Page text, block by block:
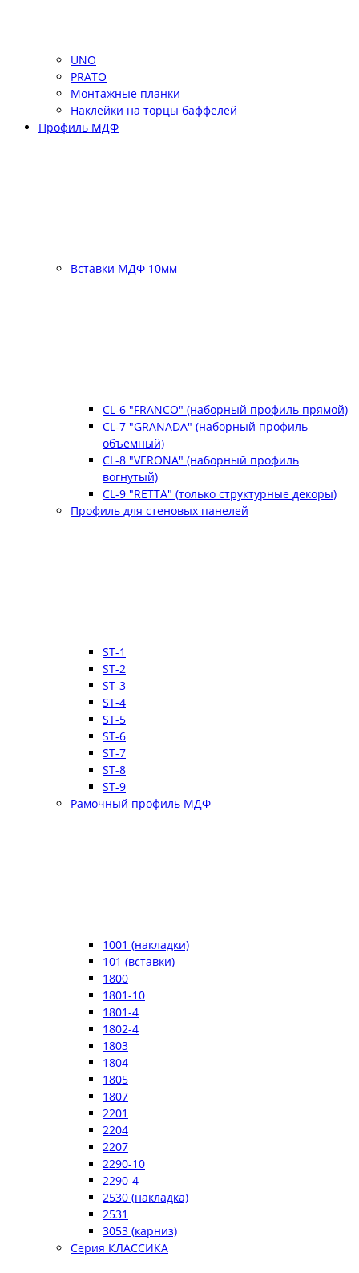
UNO
PRATO
Монтажные планки
Наклейки на торцы баффелей
Профиль МДФ
Вставки МДФ 10мм
CL-6 "FRANCO" (наборный профиль прямой)
CL-7 "GRANADA" (наборный профиль
объёмный)
CL-8 "VERONA" (наборный профиль
вогнутый)
CL-9 "RETTA" (только структурные декоры)
Профиль для стеновых панелей
ST-1
ST-2
ST-3
ST-4
ST-5
ST-6
ST-7
ST-8
ST-9
Рамочный профиль МДФ
1001 (накладки)
101 (вставки)
1800
1801-10
1801-4
1802-4
1803
1804
1805
1807
2201
2204
2207
2290-10
2290-4
2530 (накладка)
2531
3053 (карниз)
Серия КЛАССИКА